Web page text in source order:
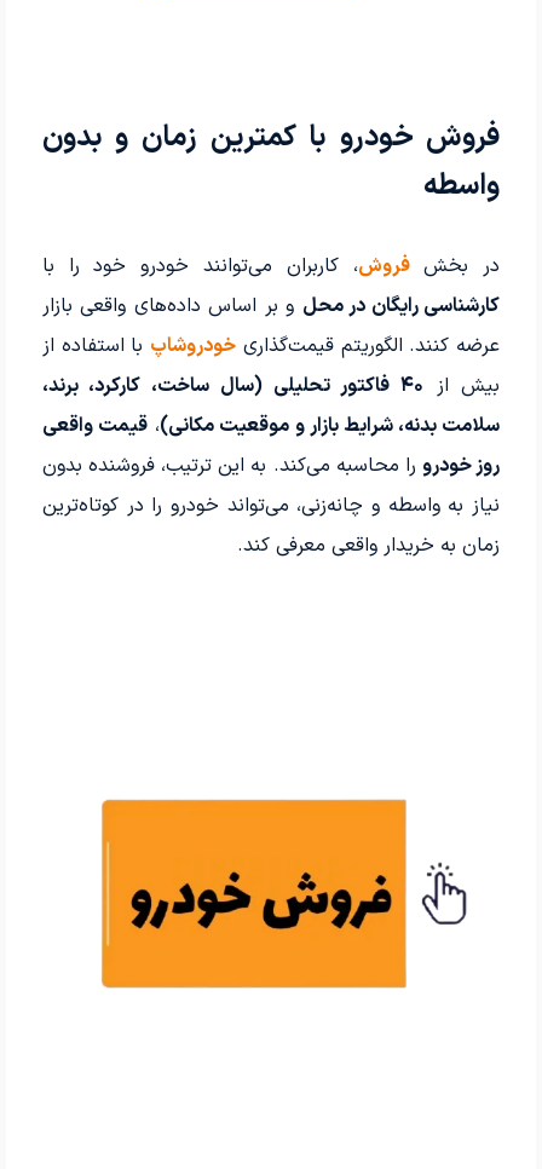
فروش خودرو با کمترین زمان و بدون
واسطه
در بخشفروش، کاربران می‌توانند خودرو خود را با
کارشناسی رایگان در محل و بر اساس داده‌های واقعی بازار
عرضه کنند. الگوریتم قیمت‌گذاری خودروشاپ با استفاده از
بیش از
۴۰ فاکتور تحلیلی (سال ساخت، کارکرد، برند،
سلامت بدنه، شرایط بازار و موقعیت مکانی)،قیمت واقعی
روز خودرورا محاسبه می‌کند. به این ترتیب، فروشنده بدون
نیاز به واسطه و چانه‌زنی، می‌تواند خودرو را در کوتاه‌ترین
زمان به خریدار واقعی معرفی کند.